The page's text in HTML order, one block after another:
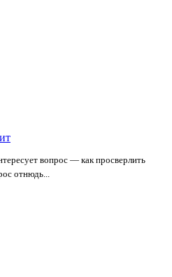
вопрос — как просверлить
отнюдь...